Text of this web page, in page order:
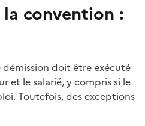
convention :
démission doit être exécuté
et le salarié, y compris si le
Toutefois, des exceptions